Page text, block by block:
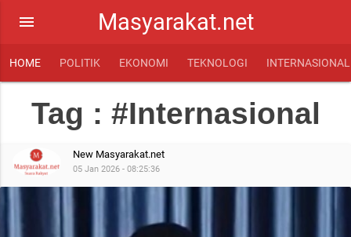
Masyarakat.net
menu
HOME POLITIK EKONOMI TEKNOLOGI INTERNASIONAL
Tag : #Internasional
New Masyarakat.net
05 Jan 2026 - 08:25:36